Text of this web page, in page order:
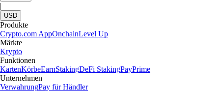
|
USD
Produkte
Crypto.com AppOnchainLevel Up
Märkte
Krypto
Funktionen
KartenKörbeEarnStakingDeFi StakingPayPrime
Unternehmen
VerwahrungPay für Händler